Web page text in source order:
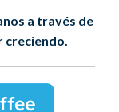
a través de
creciendo.